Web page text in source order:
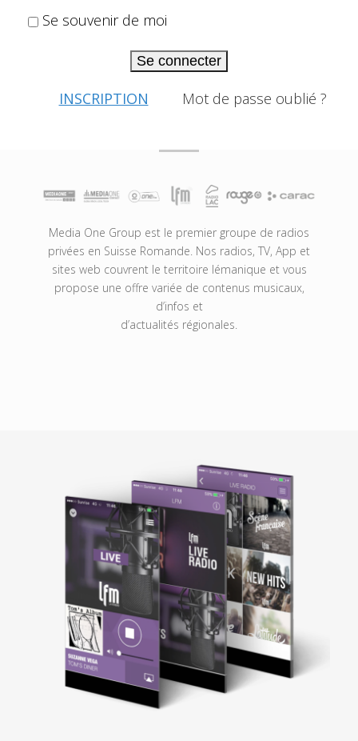
Se souvenir de moi
Se connecter
INSCRIPTION Mot de passe oublié ?
Media One Group est le premier groupe de radios
privées en Suisse Romande. Nos radios, TV, App et
sites web couvrent le territoire lémanique et vous
propose une offre variée de contenus musicaux,
d’infos et
d’actualités régionales.